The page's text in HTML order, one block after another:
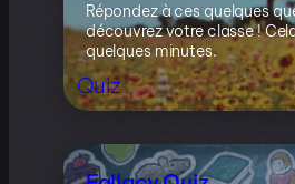
Répondez à ces quelques
découvrez votre classe !
quelques minutes.
Quiz